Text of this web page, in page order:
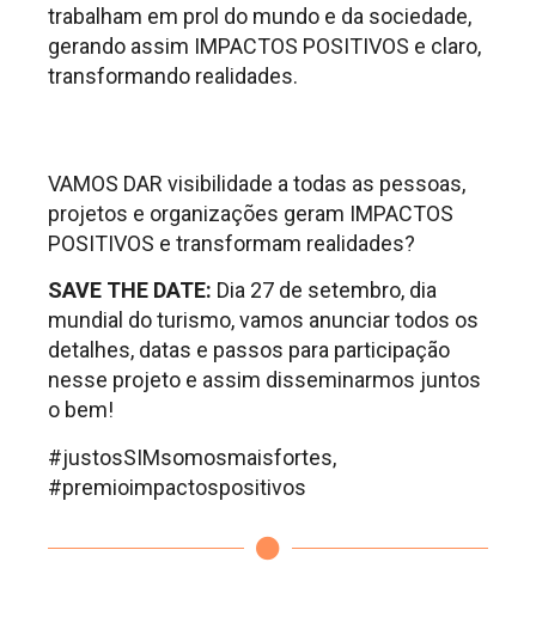
trabalham em prol do mundo e da sociedade,
gerando assim IMPACTOS POSITIVOS e claro,
transformando realidades.
VAMOS DAR visibilidade a todas as pessoas,
projetos e organizações geram IMPACTOS
POSITIVOS e transformam realidades?
SAVE THE DATE: Dia 27 de setembro, dia
mundial do turismo, vamos anunciar todos os
detalhes, datas e passos para participação
nesse projeto e assim disseminarmos juntos
o bem!
#justosSIMsomosmaisfortes,
#premioimpactospositivos